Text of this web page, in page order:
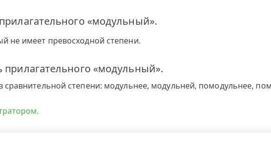
«модульный».
не имеет превосходной степени.
прилагательного «модульный».
степени: модульнее, модульней, помодульнее,